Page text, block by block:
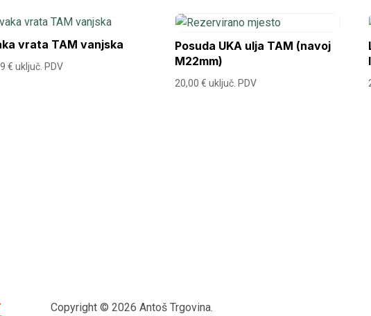
vrata TAM vanjska
€ uključ. PDV
Posuda UKA ulja TAM (navoj
M22mm)
20,00€ uključ. PDV
Copyright © 2026 Antoš Trgovina.